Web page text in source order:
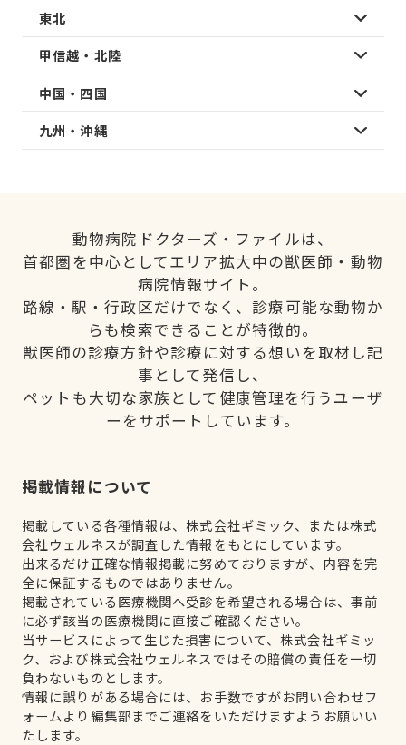
東北
甲信越・北陸
中国・四国
九州・沖縄
動物病院ドクターズ・ファイルは、
首都圏を中心としてエリア拡大中の獣医師・動物
病院情報サイト。
路線・駅・行政区だけでなく、診療可能な動物か
らも検索できることが特徴的。
獣医師の診療方針や診療に対する想いを取材し記
事として発信し、
ペットも大切な家族として健康管理を行うユーザ
ーをサポートしています。
掲載情報について
掲載している各種情報は、株式会社ギミック、または株式
会社ウェルネスが調査した情報をもとにしています。
出来るだけ正確な情報掲載に努めておりますが、内容を完
全に保証するものではありません。
掲載されている医療機関へ受診を希望される場合は、事前
に必ず該当の医療機関に直接ご確認ください。
当サービスによって生じた損害について、株式会社ギミッ
ク、および株式会社ウェルネスではその賠償の責任を一切
負わないものとします。
情報に誤りがある場合には、お手数ですがお問い合わせフ
ォームより編集部までご連絡をいただけますようお願いい
たします。